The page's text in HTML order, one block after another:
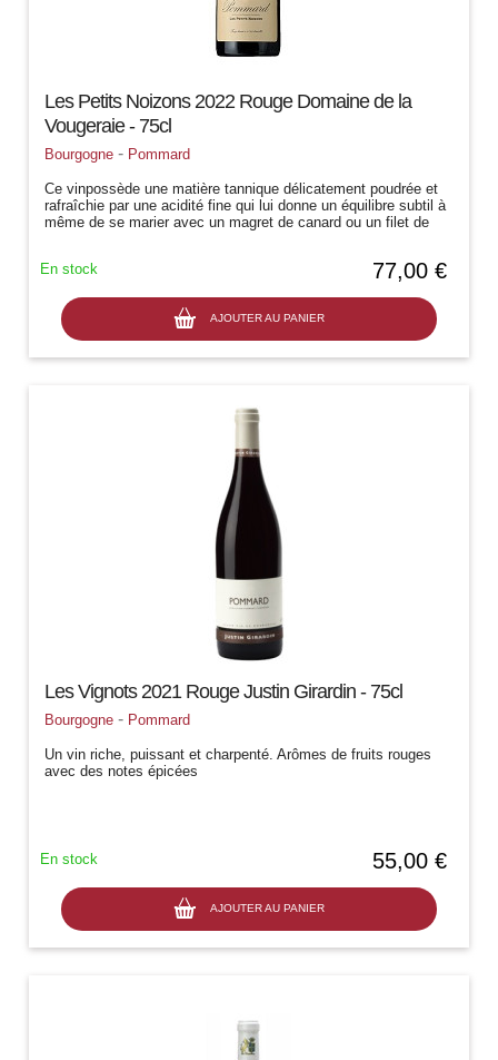
Les Petits Noizons 2022 Rouge Domaine de la
Vougeraie - 75cl
Bourgogne - Pommard
Ce vinpossède une matière tannique délicatement poudrée et
rafraîchie par une acidité fine qui lui donne un équilibre subtil à
même de se marier avec un magret de canard ou un filet de
77,00 €
AJOUTER AU PANIER
En stock
Les Vignots 2021 Rouge Justin Girardin - 75cl
Bourgogne - Pommard
Un vin riche, puissant et charpenté. Arômes de fruits rouges
avec des notes épicées
55,00 €
AJOUTER AU PANIER
En stock